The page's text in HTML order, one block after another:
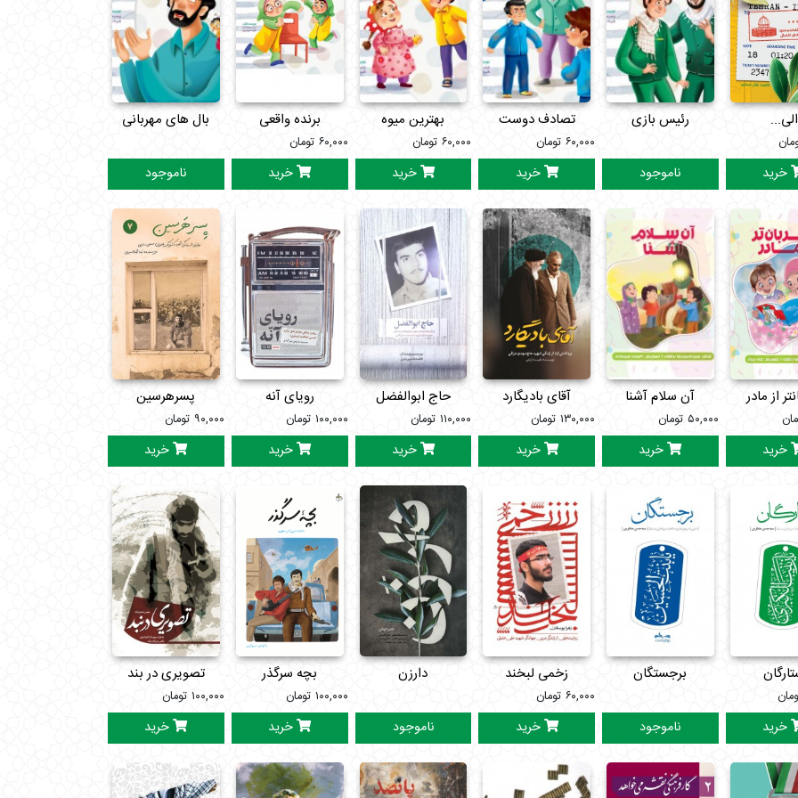
الی...
خرید
رئیس بازی
ناموجود
تصادف دوست
داشتنی ۶۰,۰۰۰ تومان
خرید
بهترین میوه
۶۰,۰۰۰ تومان
خرید
برنده واقعی
۶۰,۰۰۰ تومان
خرید
بال های مهربانی
ناموجود
از مادر
خرید
آن سلام آشنا
۵۰,۰۰۰ تومان
خرید
آقای بادیگارد
۱۳۰,۰۰۰ تومان
خرید
حاج ابوالفضل
۱۱۰,۰۰۰ تومان
خرید
رویای آنه
۱۰۰,۰۰۰ تومان
خرید
پسرهرسین
۹۰,۰۰۰ تومان
خرید
خرید
برجستگان
ناموجود
زخمی لبخند
۶۰,۰۰۰ تومان
خرید
دارزن
ناموجود
بچه سرگذر
۱۰۰,۰۰۰ تومان
خرید
تصویری در بند
۱۰۰,۰۰۰ تومان
خرید